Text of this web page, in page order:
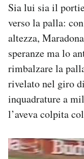
Sia lui sia il
verso la palla:
altezza,
speranze ma lo
rimbalzare la
rivelato nel giro
inquadrature a
l’aveva colpita